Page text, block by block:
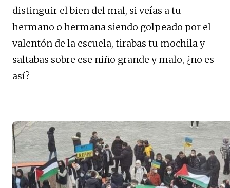
distinguir el bien del mal, si veías a tu
hermano o hermana siendo golpeado por el
valentón de la escuela, tirabas tu mochila y
saltabas sobre ese niño grande y malo, ¿no es
así?